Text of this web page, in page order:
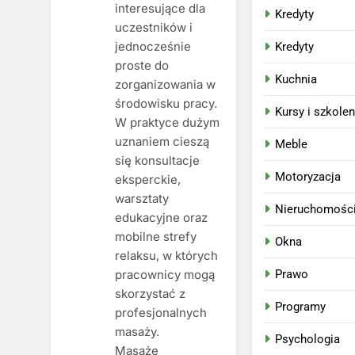
interesujące dla
uczestników i
jednocześnie
proste do
zorganizowania w
środowisku pracy.
W praktyce dużym
uznaniem cieszą
się konsultacje
eksperckie,
warsztaty
edukacyjne oraz
mobilne strefy
relaksu, w których
pracownicy mogą
skorzystać z
profesjonalnych
masaży.
Masaże
Kredyty
Kredyty
Kuchnia
Kursy i
Meble
Motoryzacja
Okna
Prawo
Programy
Psychologia